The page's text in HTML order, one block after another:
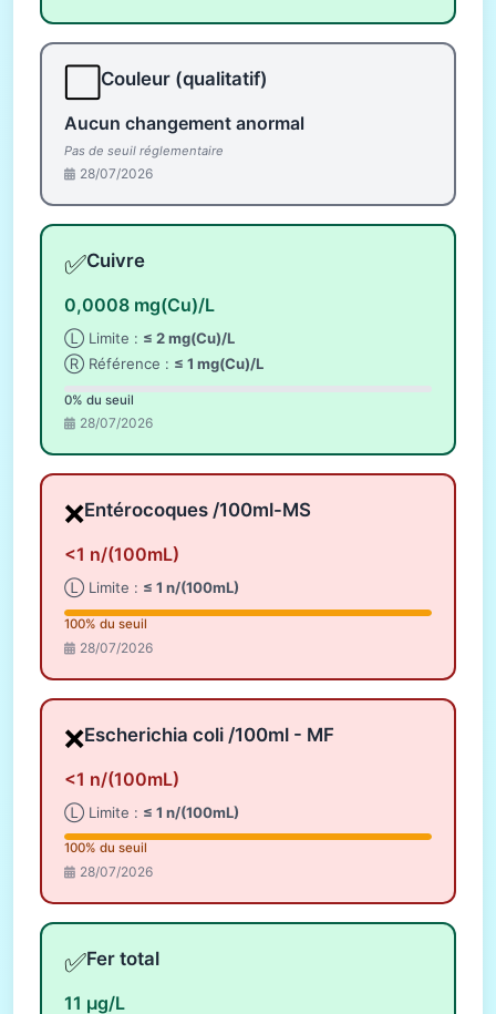
Couleur (qualitatif)
Aucun changement anormal
Pas de seuil réglementaire
28/07/2026
✅Cuivre
0,0008 mg(Cu)/L
Ⓛ Limite : ≤ 2 mg(Cu)/L
Ⓡ Référence : ≤ 1 mg(Cu)/L
0% du seuil
28/07/2026
❌Entérocoques /100ml-MS
<1 n/(100mL)
Ⓛ Limite : ≤ 1 n/(100mL)
100% du seuil
28/07/2026
❌Escherichia coli /100ml - MF
<1 n/(100mL)
Ⓛ Limite : ≤ 1 n/(100mL)
100% du seuil
28/07/2026
✅Fer total
11 µg/L